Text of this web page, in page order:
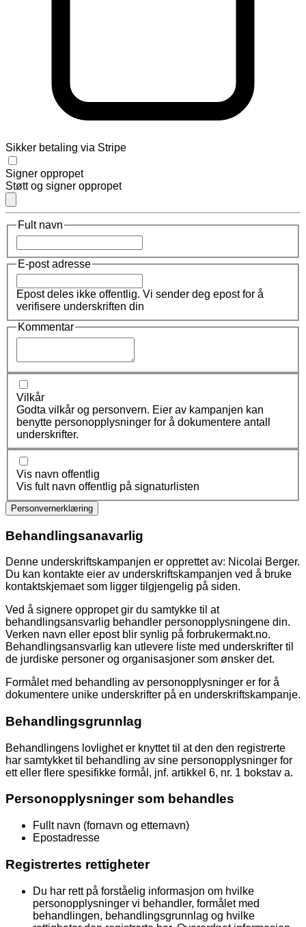
Sikker betaling via Stripe
Signer oppropet
Støtt og signer oppropet
Fult navn
E-post adresse
Epost deles ikke offentlig. Vi sender deg epost for å
verifisere underskriften din
Kommentar
Vilkår
Godta vilkår og personvern. Eier av kampanjen kan
benytte personopplysninger for å dokumentere antall
underskrifter.
Vis navn offentlig
Vis fult navn offentlig på signaturlisten
Personvernerklæring
Behandlingsanavarlig
Denne underskriftskampanjen er opprettet av: Nicolai Berger.
Du kan kontakte eier av underskriftskampanjen ved å bruke
kontaktskjemaet som ligger tilgjengelig på siden.
Ved å signere oppropet gir du samtykke til at
behandlingsansvarlig behandler personopplysningene din.
Verken navn eller epost blir synlig på forbrukermakt.no.
Behandlingsansvarlig kan utlevere liste med underskrifter til
de jurdiske personer og organisasjoner som ønsker det.
Formålet med behandling av personopplysninger er for å
dokumentere unike underskrifter på en underskriftskampanje.
Behandlingsgrunnlag
Behandlingens lovlighet er knyttet til at den den registrerte
har samtykket til behandling av sine personopplysninger for
ett eller flere spesifikke formål, jnf. artikkel 6, nr. 1 bokstav a.
Personopplysninger som behandles
Fullt navn (fornavn og etternavn)
Epostadresse
Registrertes rettigheter
Du har rett på forståelig informasjon om hvilke
personopplysninger vi behandler, formålet med
behandlingen, behandlingsgrunnlag og hvilke